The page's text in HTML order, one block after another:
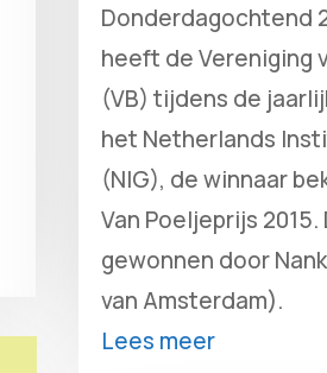
Donderdagochtend
heeft de Vereniging
(VB) tijdens de
het Netherlands
(NIG), de winnaar
Van Poeljeprijs
gewonnen door
van Amsterdam).
Lees meer